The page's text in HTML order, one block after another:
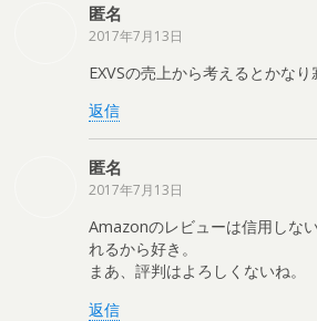
匿名
2017年7月13日
EXVSの売上から考えるとかな
返信
匿名
2017年7月13日
Amazonのレビューは信用しな
れるから好き。
まあ、評判はよろしくないね。
返信